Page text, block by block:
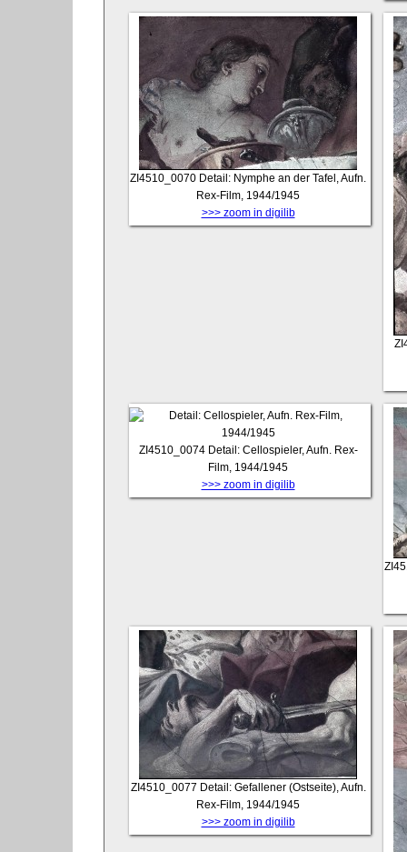
ZI4510_0070 Detail: Nymphe an der Tafel, Aufn.
Rex-Film, 1944/1945
>>> zoom in digilib
ZI4510_0074 Detail: Cellospieler, Aufn. Rex-
Film, 1944/1945
>>> zoom in digilib
ZI4510_0077 Detail: Gefallener (Ostseite), Aufn.
Rex-Film, 1944/1945
>>> zoom in digilib